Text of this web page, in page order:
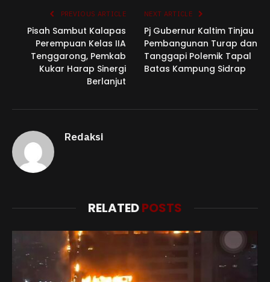
PREVIOUS ARTICLE
Pisah Sambut Kalapas
Perempuan Kelas IIA
Tenggarong, Pemkab
Kukar Harap Sinergi
Berlanjut
NEXT ARTICLE
Pj Gubernur Kaltim Tinjau
Pembangunan Turap dan
Tanggapi Polemik Tapal
Batas Kampung Sidrap
Redaksi
RELATEDPOSTS